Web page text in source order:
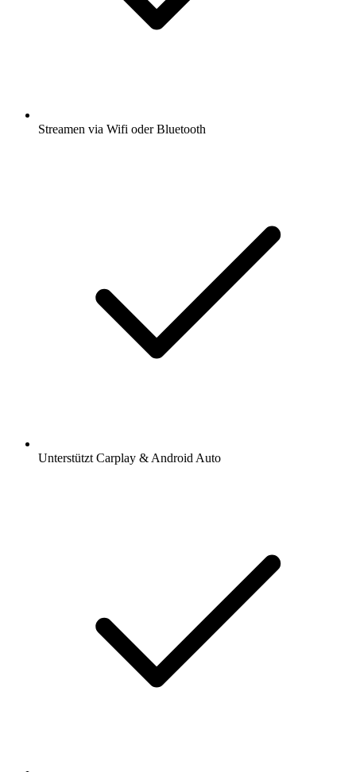
Streamen via Wifi oder Bluetooth
Unterstützt Carplay & Android Auto